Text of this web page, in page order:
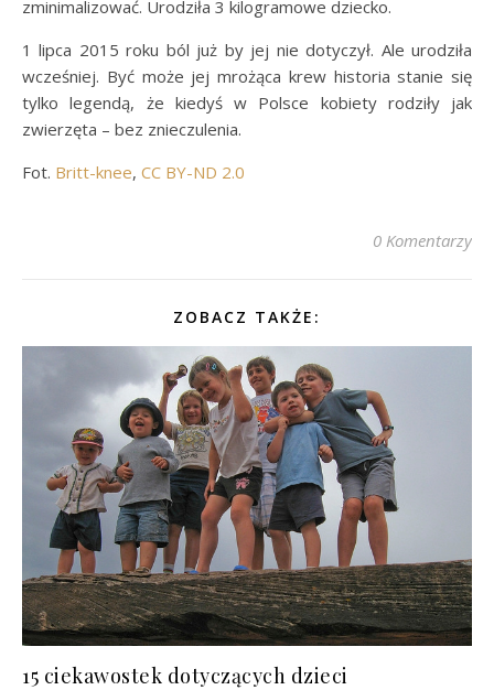
zminimalizować. Urodziła 3 kilogramowe dziecko.
1 lipca 2015 roku ból już by jej nie dotyczył. Ale urodziła
wcześniej. Być może jej mrożąca krew historia stanie się
tylko legendą, że kiedyś w Polsce kobiety rodziły jak
zwierzęta – bez znieczulenia.
Fot. Britt-knee, CC BY-ND 2.0
0 Komentarzy
ZOBACZ TAKŻE:
15 ciekawostek dotyczących dzieci